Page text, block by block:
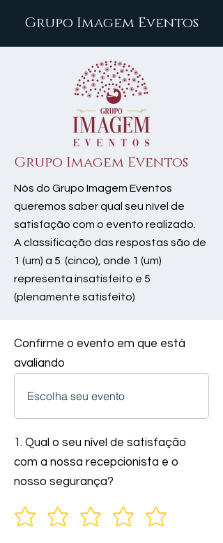
Grupo Imagem Eventos
Grupo Imagem Eventos
Nós do Grupo Imagem Eventos
queremos saber qual seu nível de
satisfação com o evento realizado.
A classificação das respostas são de
1 (um) a 5 (cinco), onde 1 (um)
representa insatisfeito e 5
(plenamente satisfeito)
Confirme o evento em que está
avaliando
1. Qual o seu nível de satisfação
com a nossa recepcionista e o
nosso segurança?